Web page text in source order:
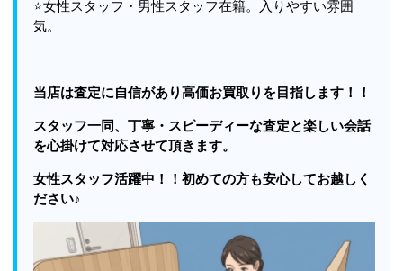
⭐女性スタッフ・男性スタッフ在籍。入りやすい雰囲
気。
当店は査定に自信があり高価お買取りを目指します！！
スタッフ一同、丁寧・スピーディーな査定と楽しい会話
を心掛けて対応させて頂きます。
女性スタッフ活躍中！！初めての方も安心してお越しく
ださい♪